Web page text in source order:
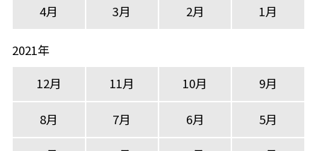
4月 3月 2月 1月
2021年
12月
11月 10月 9月
8月 7月 6月 5月